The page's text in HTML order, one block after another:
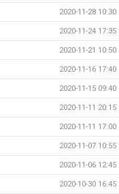
2020-11-28 10:30
2020-11-24 17:35
2020-11-21 10:50
2020-11-16 17:40
2020-11-15 09:40
2020-11-11 20:15
2020-11-11 17:00
2020-11-07 10:55
2020-11-06 12:45
2020-10-30 16:45